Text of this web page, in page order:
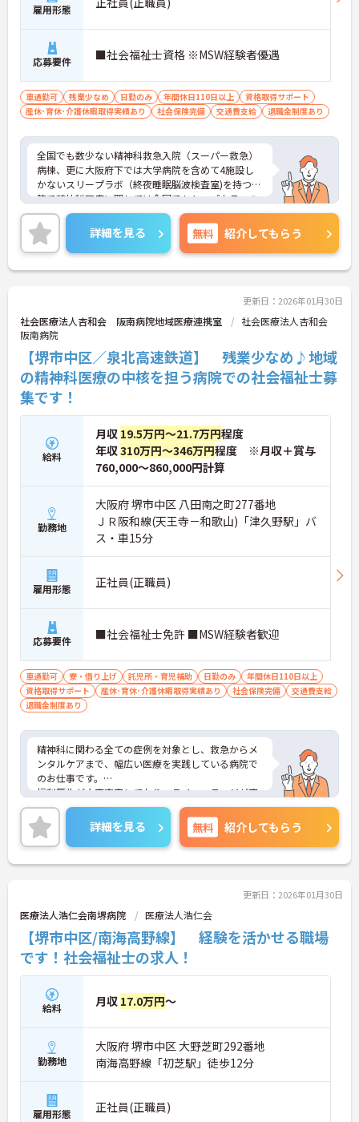
雇用形態
応募要件 ■社会福祉士資格 ※MSW経験者優遇
車通勤可 残業少なめ 日勤のみ 年間休日110日以上
資格取得サポート
産休･育休･介護休暇取得実績あり
社会保険完備 交通費支給 退職金制度あり
全国でも数少ない精神科救急入院（スーパー救急）
病棟、更に大阪府下では大学病院を含めて4施設し
かないスリープラボ（終夜睡眠脳波検査室)を持つ病
院で精神科医療に関しては全国でもトップクラスの
病院です！
地域医療連携室における社会福祉士業務全般を行っ
ていただきます。経験を活かしてスキルアップした
い方におすすめです！
ご興味ある方には、面接のポイントなど、さらに詳
詳細を見る 無料 紹介してもらう
更新日：2026年01月30日
社会医療法人杏和会 阪南病院地域医療連携室
社会医療法人杏和会
阪南病院
【堺市中区／泉北高速鉄道】 残業少なめ♪地域
の精神科医療の中核を担う病院での社会福祉士募
集です！
給料
月収 19.5万円～21.7万円程度
年収310万円～346万円程度 ※月収＋賞与
760,000～860,000円計算
勤務地
大阪府 堺市中区 八田南之町277番地
ＪＲ阪和線(天王寺－和歌山)「津久野駅」バ
ス・車15分
雇用形態 正社員(正職員)
応募要件 ■社会福祉士免許 ■MSW経験者歓迎
車通勤可 寮・借り上げ 託児所・育児補助 日勤のみ
年間休日110日以上
資格取得サポート
産休･育休･介護休暇取得実績あり 社会保険完備
交通費支給
退職金制度あり
精神科に関わる全ての症例を対象とし、救急からメ
ンタルケアまで、幅広い医療を実践している病院で
のお仕事です。
福利厚生が大変充実しており、ライフステージが変
わっても安心して長く働くことが出来る環境が整っ
ています。
また残業少なめで年間休日120日とお休みもしっか
り取得出来ますし、マイカー通勤OKで毎日の通勤が
楽々という点も魅力です。
詳細を見る 無料 紹介してもらう
更新日：2026年01月30日
医療法人浩仁会南堺病院 医療法人浩仁会
【堺市中区/南海高野線】 経験を活かせる職場
です！社会福祉士の求人！
給料 月収 17.0万円～
勤務地
大阪府 堺市中区 大野芝町292番地
南海高野線「初芝駅」徒歩12分
雇用形態 正社員(正職員)